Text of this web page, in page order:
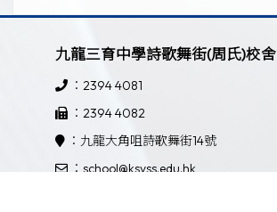
九龍三育中學詩歌舞街(周氏)校舍
：2394 4081
：2394 4082
：九龍大角咀詩歌舞街14號
：school@ksyss.edu.hk